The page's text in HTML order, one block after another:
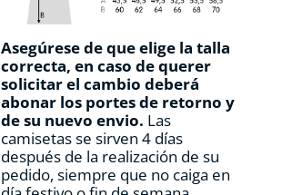
Asegúrese de que elige la talla
correcta, en caso de querer
solicitar el cambio deberá
abonar los portes de retorno y
de su nuevo envio. Las
camisetas se sirven 4 días
después de la realización de su
pedido, siempre que no caiga en